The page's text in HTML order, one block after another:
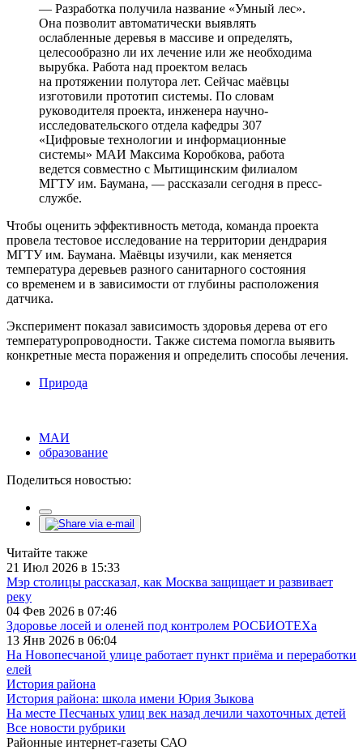
— Разработка получила название «Умный лес».
Она позволит автоматически выявлять
ослабленные деревья в массиве и определять,
целесообразно ли их лечение или же необходима
вырубка. Работа над проектом велась
на протяжении полутора лет. Сейчас маёвцы
изготовили прототип системы. По словам
руководителя проекта, инженера научно-
исследовательского отдела кафедры 307
«Цифровые технологии и информационные
системы» МАИ Максима Коробкова, работа
ведется совместно с Мытищинским филиалом
МГТУ им. Баумана, — рассказали сегодня в пресс-
службе.
Чтобы оценить эффективность метода, команда проекта
провела тестовое исследование на территории дендрария
МГТУ им. Баумана. Маёвцы изучили, как меняется
температура деревьев разного санитарного состояния
со временем и в зависимости от глубины расположения
датчика.
Эксперимент показал зависимость здоровья дерева от его
температуропроводности. Также система помогла выявить
конкретные места поражения и определить способы лечения.
Природа
МАИ
образование
Поделиться новостью:
Читайте также
21 Июл 2026 в 15:33
Мэр столицы рассказал, как Москва защищает и развивает
реку
04 Фев 2026 в 07:46
Здоровье лосей и оленей под контролем РОСБИОТЕХа
13 Янв 2026 в 06:04
На Новопесчаной улице работает пункт приёма и переработки
елей
История района
История района: школа имени Юрия Зыкова
На месте Песчаных улиц век назад лечили чахоточных детей
Все новости рубрики
Районные интернет-газеты САО